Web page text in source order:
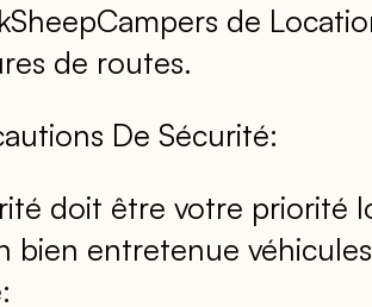
de
de routes.
De Sécurité:
doit être votre priorité
bien entretenue